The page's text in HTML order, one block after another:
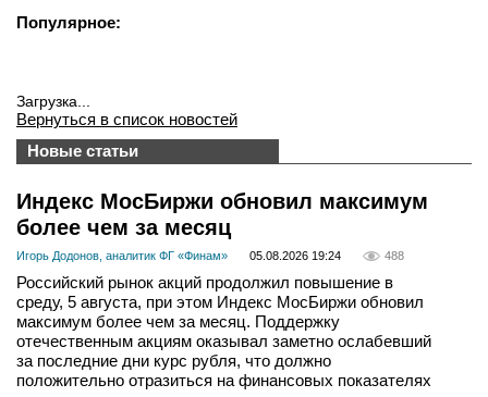
Популярное:
Загрузка...
Вернуться в список новостей
Новые статьи
Индекс МосБиржи обновил максимум
более чем за месяц
Игорь Додонов, аналитик ФГ «Финам» 05.08.2026 19:24 488
Российский рынок акций продолжил повышение в
среду, 5 августа, при этом Индекс МосБиржи обновил
максимум более чем за месяц. Поддержку
отечественным акциям оказывал заметно ослабевший
за последние дни курс рубля, что должно
положительно отразиться на финансовых показателях